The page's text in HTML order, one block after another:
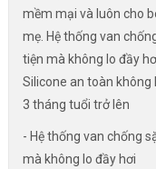
mềm mại và luôn cho
mẹ. Hệ thống van
tiện mà không lo đầy
Silicone an toàn không
3 tháng tuổi trở lên
- Hệ thống van chống
mà không lo đầy hơi